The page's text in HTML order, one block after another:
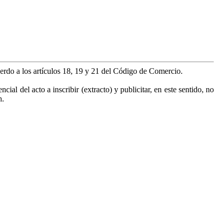
a los artículos 18, 19 y 21 del Código de Comercio.
del acto a inscribir (extracto) y publicitar, en este sentido, no